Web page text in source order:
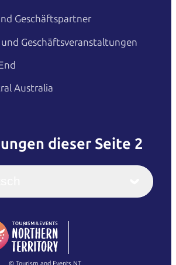
Geschäftspartner
Geschäftsveranstaltungen
Australia
dieser Seite 2
Italiano
繁體中文